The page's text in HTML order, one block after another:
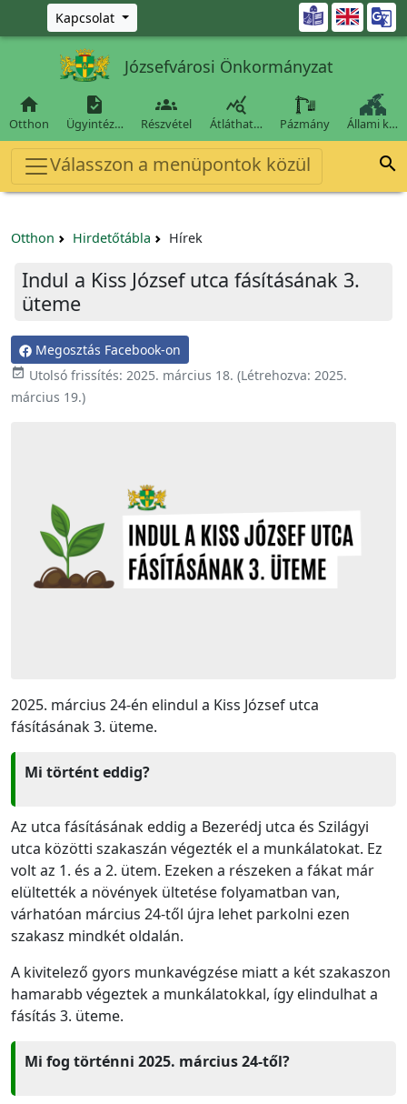
Ugrás a fő tartalomra
Kapcsolat 
Józsefvárosi Önkormányzat

Otthon

Ügyintéz…

Részvétel

Átláthat… Pázmány Állami k…
Válasszon a menüpontok közül 
Otthon Hirdetőtábla Hírek
Indul a Kiss József utca fásításának 3.
üteme
Megosztás Facebook-on
 Utolsó frissítés: 2025. március 18. (Létrehozva: 2025.
március 19.)
2025. március 24-én elindul a Kiss József utca
fásításának 3. üteme.
Mi történt eddig?
Az utca fásításának eddig a Bezerédj utca és Szilágyi
utca közötti szakaszán végezték el a munkálatokat. Ez
volt az 1. és a 2. ütem. Ezeken a részeken a fákat már
elültették a növények ültetése folyamatban van,
várhatóan március 24-től újra lehet parkolni ezen
szakasz mindkét oldalán.
A kivitelező gyors munkavégzése miatt a két szakaszon
hamarabb végeztek a munkálatokkal, így elindulhat a
fásítás 3. üteme.
Mi fog történni 2025. március 24-től?